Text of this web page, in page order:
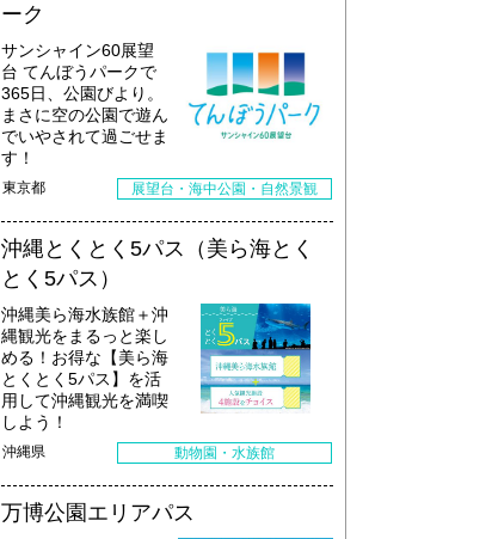
ーク
サンシャイン60展望
台 てんぼうパークで
365日、公園びより。
まさに空の公園で遊ん
でいやされて過ごせま
す！
東京都 展望台・海中公園・自然景観
沖縄とくとく5パス（美ら海とく
とく5パス）
沖縄美ら海水族館＋沖
縄観光をまるっと楽し
める！お得な【美ら海
とくとく5パス】を活
用して沖縄観光を満喫
しよう！
沖縄県 動物園・水族館
万博公園エリアパス